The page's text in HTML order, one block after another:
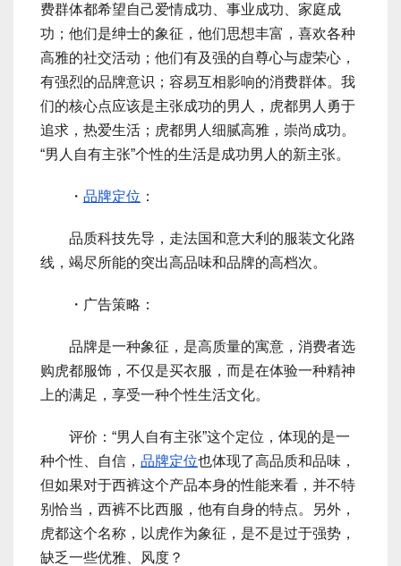
费群体都希望自己爱情成功、事业成功、家庭成
功；他们是绅士的象征，他们思想丰富，喜欢各种
高雅的社交活动；他们有及强的自尊心与虚荣心，
有强烈的品牌意识；容易互相影响的消费群体。我
们的核心点应该是主张成功的男人，虎都男人勇于
追求，热爱生活；虎都男人细腻高雅，崇尚成功。
“男人自有主张”个性的生活是成功男人的新主张。
・ 品牌定位 ：
品质科技先导，走法国和意大利的服装文化路
线，竭尽所能的突出高品味和品牌的高档次。
・广告策略：
品牌是一种象征，是高质量的寓意，消费者选
购虎都服饰，不仅是买衣服，而是在体验一种精神
上的满足，享受一种个性生活文化。
评价：“男人自有主张”这个定位，体现的是一
种个性、自信， 品牌定位也体现了高品质和品味，
但如果对于西裤这个产品本身的性能来看，并不特
别恰当，西裤不比西服，他有自身的特点。另外，
虎都这个名称，以虎作为象征，是不是过于强势，
缺乏一些优雅、风度？